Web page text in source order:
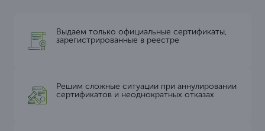
Выдаем только официальные сертификаты,
зарегистрированные в реестре
Решим сложные ситуации при аннулировании
сертификатов и неоднократных отказах